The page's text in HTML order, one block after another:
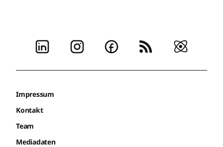
Impressum
Kontakt
Team
Mediadaten